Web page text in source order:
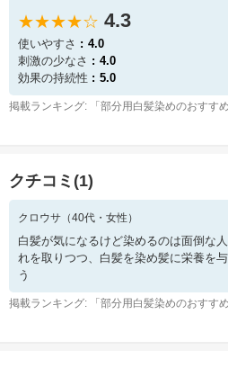
★★★★☆ 4.3
使いやすさ
4.0
刺激の少なさ
4.0
効果の持続性
5.0
掲載ランキング: 「 部分用白髪染めのおすす
クチコミ(1)
クロウサ （40代・ 女性 ）
白髪が気になるけど染めるのは面倒な
れを取りつつ、白髪を染め髪に栄養を
う
掲載ランキング: 「 部分用白髪染めのおすす